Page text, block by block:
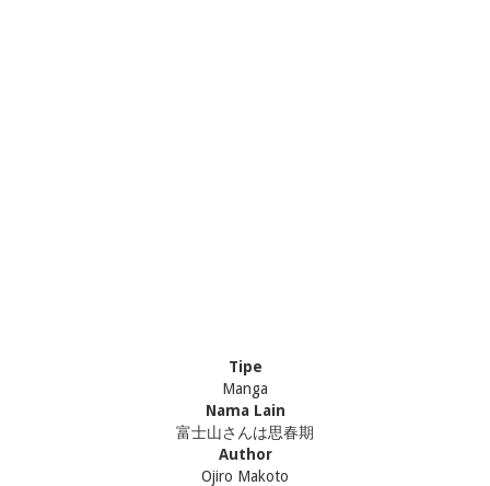
Tipe
Manga
Nama Lain
富士山さんは思春期
Author
Ojiro Makoto